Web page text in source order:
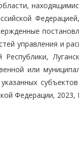
управления и
или
Федерации, 2023,